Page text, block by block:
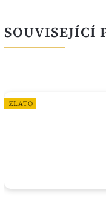
SOUVISEJÍCÍ
ZLATO